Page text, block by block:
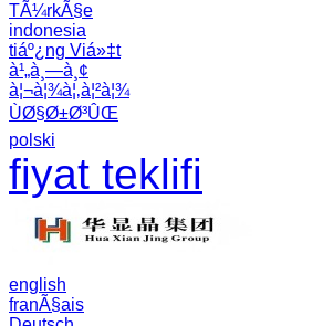
TÃ¼rkÃ§e
indonesia
tiáº¿ng Viá»‡t
à¹„à¸—à¸¢
à¦¬à¦¾à¦‚à¦²à¦¾
ÙØ§Ø±Ø³ÛŒ
polski
fiyat teklifi
english
franÃ§ais